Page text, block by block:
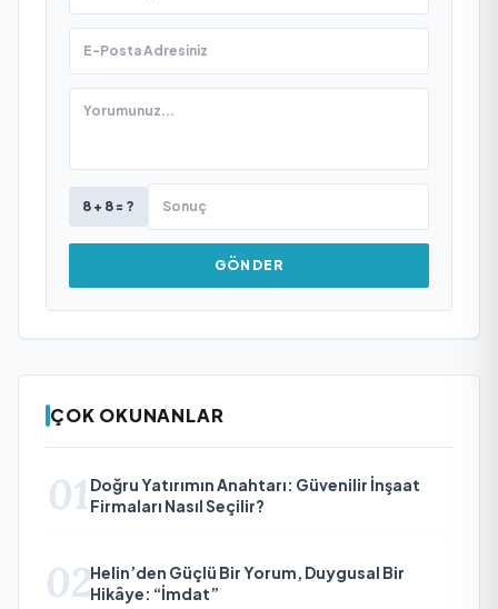
8 + 8 = ?
GÖNDER
ÇOK OKUNANLAR
01 Doğru Yatırımın Anahtarı: Güvenilir İnşaat
Firmaları Nasıl Seçilir?
02Helin’den Güçlü Bir Yorum, Duygusal Bir
Hikâye: “İmdat”